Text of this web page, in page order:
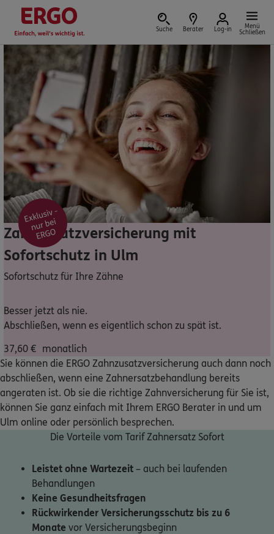
Suche Berater Log-in
Menü
Schließen
Versicherung vor Ort
Schaden oder Leistungsfall melden
Bequem online oder telefonisch
Rechnung einreichen
Nicht sicher, was Sie benötigen?
Bequem online oder telefonisch
Service
Meine Versicherungen
Sehen Sie auf einen Blick Ihre Versicherungen bei ERGO,
dem ERGO Rechtsschutz und der DKV.
Zahnzusatzversicherung mit
Sofortschutz in Ulm
Sofortschutz für Ihre Zähne
Besser jetzt als nie.
Abschließen, wenn es eigentlich schon zu spät ist.
37,60 € monatlich
Sie können die ERGO Zahnzusatzversicherung auch dann noch
abschließen, wenn eine Zahnersatzbehandlung bereits
angeraten ist. Ob sie die richtige Zahnversicherung für Sie ist,
können Sie ganz einfach mit Ihrem ERGO Berater in und um
Ulm online oder persönlich besprechen.
Die Vorteile vom Tarif Zahnersatz Sofort
Leistet ohne Wartezeit – auch bei laufenden
Behandlungen
Keine Gesundheitsfragen
Rückwirkender Versicherungsschutz bis zu 6
Monate vor Versicherungsbeginn